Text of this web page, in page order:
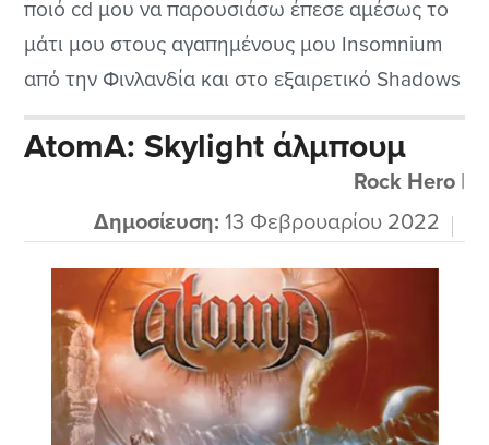
ποιό cd μου να παρουσιάσω έπεσε αμέσως το
μάτι μου στους αγαπημένους μου Insomnium
από την Φινλανδία και στο εξαιρετικό Shadows
of a Dying Sun που κυκλοφόρησε το 2014. Οι
τρομεροί Insomnium λοιπόν παίζουν το melodic
death metal τους όπως κανείς άλλος που έχω
ακούσει έως τώρα μιας...
AtomA: Skylight άλμπουμ
Rock Hero|
Δημοσίευση: 13 Φεβρουαρίου 2022